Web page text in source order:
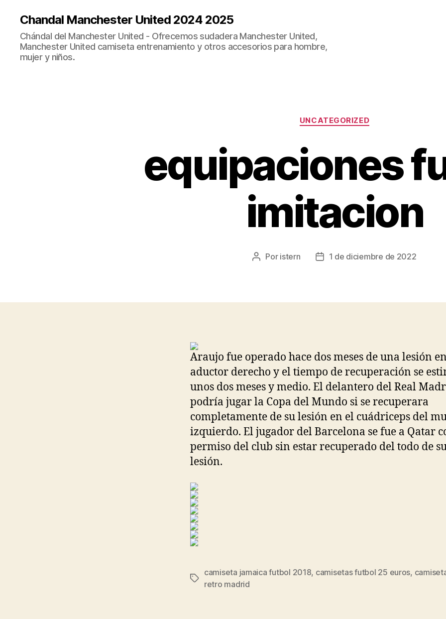
Chandal Manchester United 2024 2025
Chándal del Manchester United - Ofrecemos sudadera Manchester United,
Manchester United camiseta entrenamiento y otros accesorios para hombre,
mujer y niños.
Categorías
UNCATEGORIZED
equipaciones
imitacion
Autor
Por istern
Fecha1 de diciembre de 2022
Araujo fue operado hace dos meses de una lesión
aductor derecho y el tiempo de recuperación se
unos dos meses y medio. El delantero del Real
podría jugar la Copa del Mundo si se recuperara
completamente de su lesión en el cuádriceps del
izquierdo. El jugador del Barcelona se fue a Qatar
permiso del club sin estar recuperado del todo de
lesión.
Etiquetas
camiseta jamaica futbol 2018, camisetas futbol 25 euros,
retro madrid